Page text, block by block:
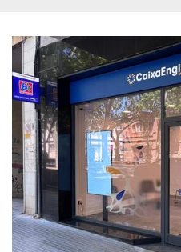
a
l
e
s